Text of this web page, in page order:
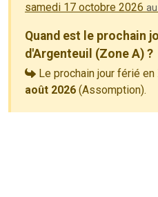
samedi 17 octobre 2026 au
Quand est le prochain
d'Argenteuil (Zone A) ?
Le prochain jour férié
août 2026 (Assomption).